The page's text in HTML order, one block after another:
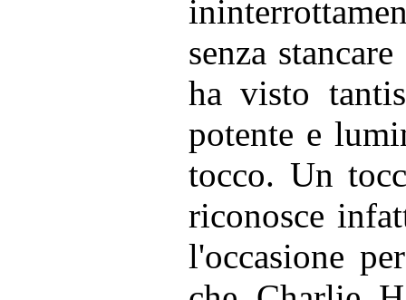
senza
ha visto
potente e
tocco. Un
riconosce
l'occasione